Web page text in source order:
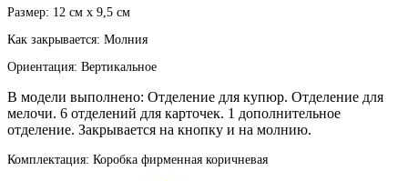
Размер: 12 см х 9,5 см
Как закрывается: Молния
Ориентация: Вертикальное
В модели выполнено: Отделение для купюр. Отделение для
мелочи. 6 отделений для карточек. 1 дополнительное
отделение. Закрывается на кнопку и на молнию.
Комплектация: Коробка фирменная коричневая